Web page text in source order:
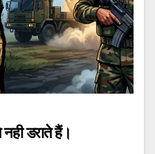
डराते हैं।